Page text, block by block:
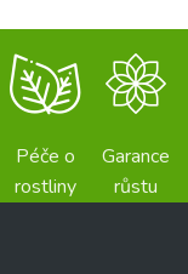
Péče o
rostliny
Garance
růstu